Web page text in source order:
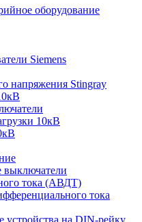
оборудование
Siemens
напряжения Stingray
10кВ
выключатели
тока (АВДТ)
тока
устройства на DIN-рейку